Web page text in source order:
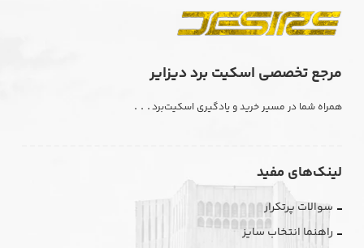
مرجع تخصصی اسکیت برد دیزایر
همراه شما در مسیر خرید و یادگیری اسکیت‌برد. . .
لینک‌های مفید
سوالات پرتکرار
راهنما انتخاب سایز